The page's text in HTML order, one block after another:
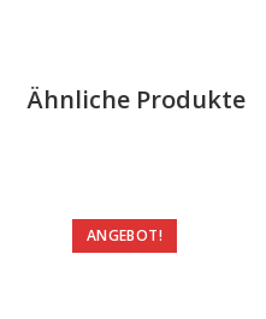
Ähnliche Produkte
ANGEBOT!